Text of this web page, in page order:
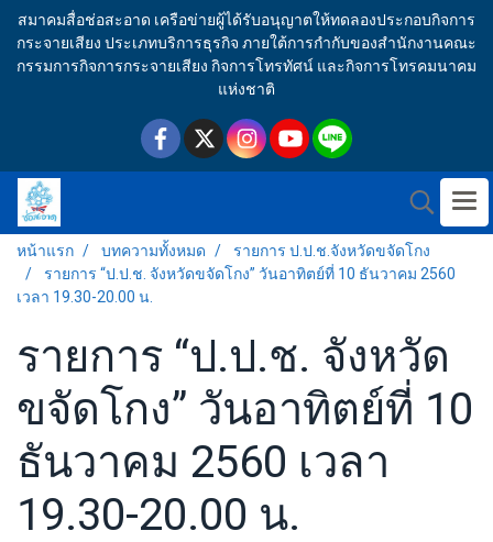
สมาคมสื่อช่อสะอาด เครือข่ายผู้ได้รับอนุญาตให้ทดลองประกอบกิจการ
กระจายเสียง ประเภทบริการธุรกิจ ภายใต้การกำกับของสำนักงานคณะ
กรรมการกิจการกระจายเสียง กิจการโทรทัศน์ และกิจการโทรคมนาคม
แห่งชาติ
หน้าแรก บทความทั้งหมด
รายการ ป.ป.ช.จังหวัดขจัดโกง
รายการ “ป.ป.ช. จังหวัดขจัดโกง” วันอาทิตย์ที่ 10 ธันวาคม 2560
เวลา 19.30-20.00 น.
รายการ “ป.ป.ช. จังหวัด
ขจัดโกง” วันอาทิตย์ที่ 10
ธันวาคม 2560 เวลา
19.30-20.00 น.